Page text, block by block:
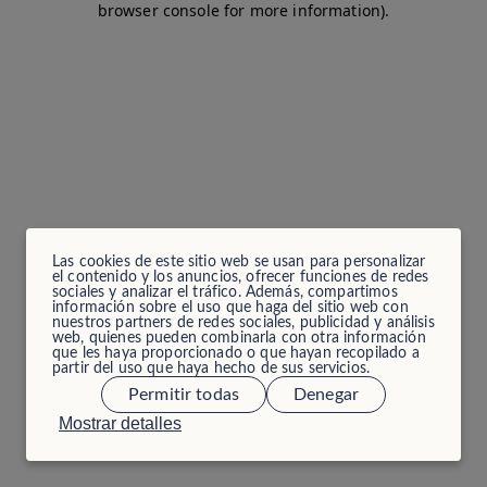
Las cookies de este sitio web se usan para personalizar
el contenido y los anuncios, ofrecer funciones de redes
sociales y analizar el tráfico. Además, compartimos
información sobre el uso que haga del sitio web con
nuestros partners de redes sociales, publicidad y análisis
web, quienes pueden combinarla con otra información
que les haya proporcionado o que hayan recopilado a
partir del uso que haya hecho de sus servicios.
Mostrar detalles
Permitir todas Denegar
browser console for more information).